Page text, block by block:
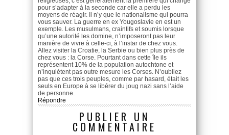
pour s’adapter à la seconde car elle a perdu les
moyens de réagir. Il n’y que le nationalisme qui pourra
vous sauver. La guerre en ex Yougoslavie en est un
exemple. Les musulmans, craintifs et soumis lorsque
qu’une autorité les domine, n’imposeront pas leur
manière de vivre à celle-ci, à l’instar de chez vous.
Allez visiter la Croatie, la Serbie ou bien plus près de
chez vous : la Corse. Pourtant dans cette île ils
représentent 10% de la population autochtone et
n’inquiètent pas outre mesure les Corses. N’oubliez
pas que ces trois peuples, comme par hasard, était les
seuls en Europe à se libérer du joug nazi sans l’aide
de personne.
Répondre
PUBLIER UN
COMMENTAIRE